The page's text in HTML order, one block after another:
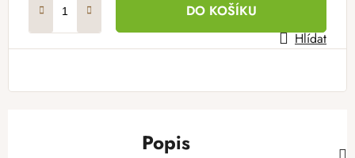
DO KOŠÍKU
Hlídat
Popis